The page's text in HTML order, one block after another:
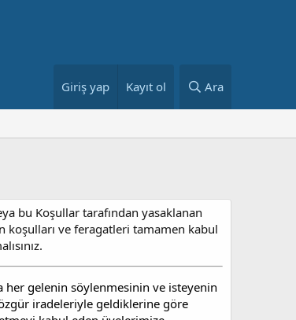
Giriş yap Kayıt ol Ara
bu Koşullar tarafından yasaklanan
koşulları ve feragatleri tamamen kabul
her gelenin söylenmesinin ve isteyenin
iradeleriyle geldiklerine göre